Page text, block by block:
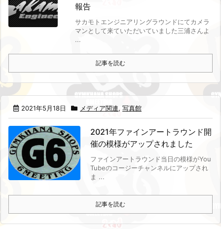
報告
サカモトエンジニアリングラウンドにてカメラ
マンとして来ていただいていました三浦さんよ
...
記事を読む
2021年5月18日 メディア関連, 写真館
2021年ファインアートラウンド開
催の模様がアップされました
ファインアートラウンド当日の模様がYou
Tubeのコージーチャンネルにアップされ
ま ...
記事を読む